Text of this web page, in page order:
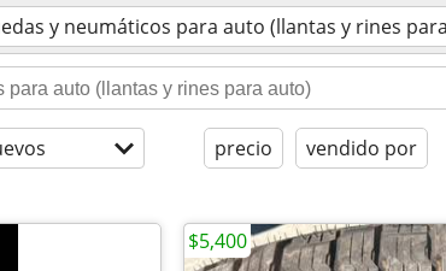
y neumáticos para auto (llantas y rines
precio vendido por
$5,400